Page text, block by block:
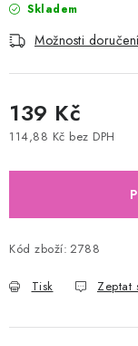
Skladem
Možnosti
139 Kč
114,88 Kč bez DPH
Kód zboží: 2788
Tisk Zeptat